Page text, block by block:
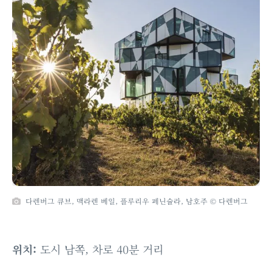
다렌버그 큐브, 맥라렌 베일, 플루리우 페닌슐라, 남호주 © 다렌버그
위치: 도시 남쪽, 차로 40분 거리